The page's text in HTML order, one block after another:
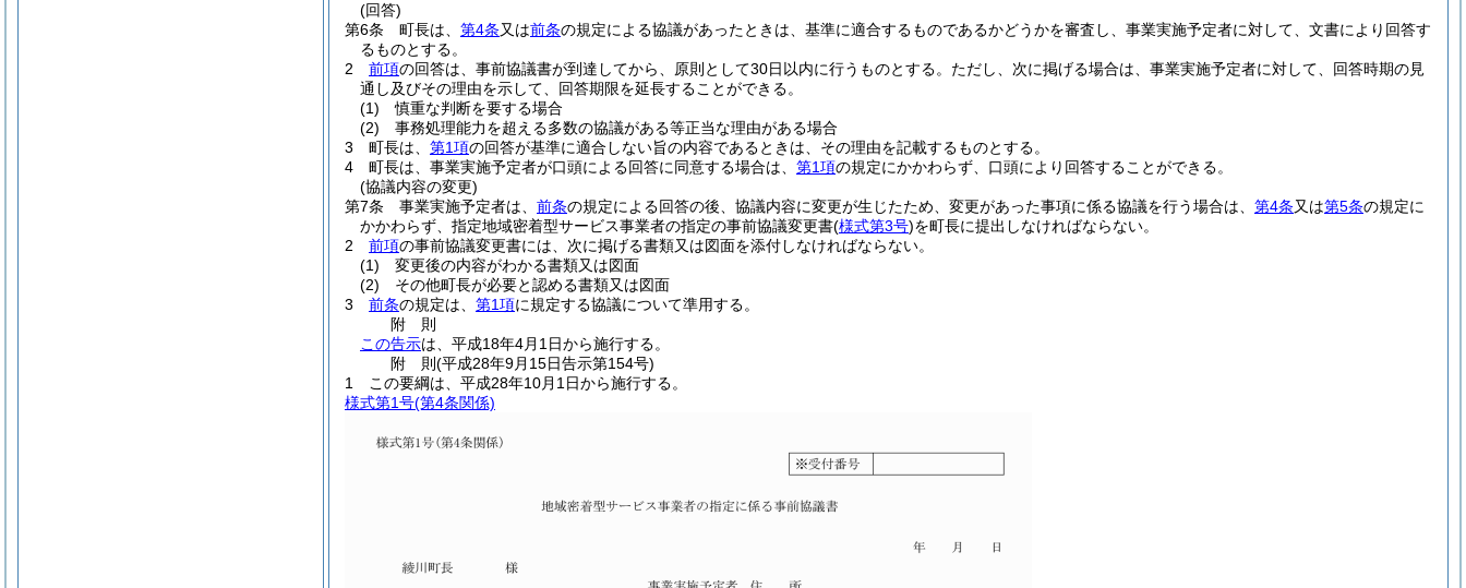
(回答)
第6条
町長は、 第4条又は前条の規定による協議があったときは、基準に適合するものであるかどうかを審査し、事業実施予定者に対して、文書により回答す
るものとする。
2
前項の回答は、事前協議書が到達してから、原則として30日以内に行うものとする。 ただし、次に掲げる場合は、事業実施予定者に対して、回答時期の見
通し及びその理由を示して、回答期限を延長することができる。
(1)
慎重な判断を要する場合
(2)
事務処理能力を超える多数の協議がある等正当な理由がある場合
3
町長は、 第1項の回答が基準に適合しない旨の内容であるときは、その理由を記載するものとする。
4
町長は、事業実施予定者が口頭による回答に同意する場合は、 第1項の規定にかかわらず、口頭により回答することができる。
(協議内容の変更)
第7条
事業実施予定者は、 前条の規定による回答の後、協議内容に変更が生じたため、変更があった事項に係る協議を行う場合は、 第4条又は第5条の規定に
かかわらず、指定地域密着型サービス事業者の指定の事前協議変更書(様式第3号)を町長に提出しなければならない。
2
前項の事前協議変更書には、次に掲げる書類又は図面を添付しなければならない。
(1)
変更後の内容がわかる書類又は図面
(2)
その他町長が必要と認める書類又は図面
3
前条の規定は、 第1項に規定する協議について準用する。
附 則
この告示は、平成18年4月1日から施行する。
附 則(平成28年9月15日告示第154号)
1
この要綱は、平成28年10月1日から施行する。
様式第1号(第4条関係)